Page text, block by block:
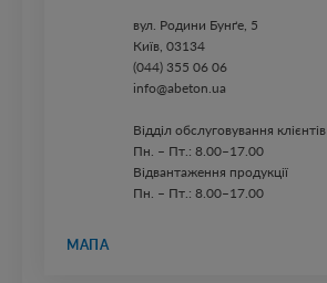
вул. ​Родини Бунґе, 5
Київ, 03134
(044) 355 06 06
info@abeton.ua
Відділ обслуговування клієнтів
Пн. – Пт.: 8.00–17.00
Відвантаження продукції
Пн. – Пт.: 8.00–17.00
МАПА